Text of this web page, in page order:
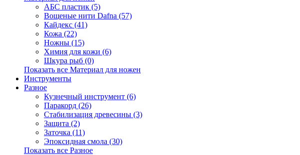
АБС пластик (5)
Вощеные нити Dafna (57)
Кайдекс (41)
Кожа (22)
Ножны (15)
Химия для кожи (6)
Шкура рыб (0)
Показать все Материал для ножен
Инструменты
Разное
Кузнечный инструмент (6)
Паракорд (26)
Стабилизация древесины (3)
Защита (2)
Заточка (11)
Эпоксидная смола (30)
Показать все Разное